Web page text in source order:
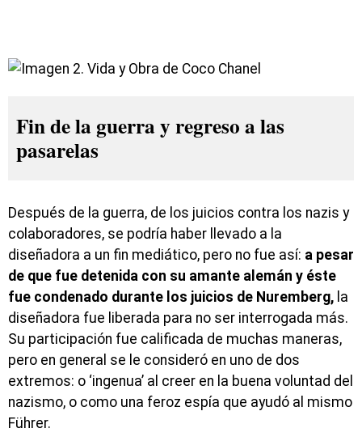
Fin de la guerra y regreso a las
pasarelas
Después de la guerra, de los juicios contra los nazis y
colaboradores, se podría haber llevado a la
diseñadora a un fin mediático, pero no fue así: a pesar
de que fue detenida con su amante alemán y éste
fue condenado durante los juicios de Nuremberg, la
diseñadora fue liberada para no ser interrogada más.
Su participación fue calificada de muchas maneras,
pero en general se le consideró en uno de dos
extremos: o ‘ingenua’ al creer en la buena voluntad del
nazismo, o como una feroz espía que ayudó al mismo
Führer.